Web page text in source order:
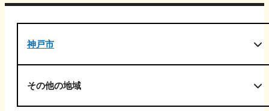
神戸市
その他の地域